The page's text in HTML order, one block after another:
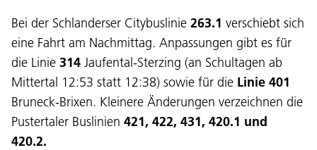
Bei der Schlanderser Citybuslinie 263.1 verschiebt sich
eine Fahrt am Nachmittag. Anpassungen gibt es für
die Linie 314 Jaufental-Sterzing (an Schultagen ab
Mittertal 12:53 statt 12:38) sowie für die Linie 401
Bruneck-Brixen. Kleinere Änderungen verzeichnen die
Pustertaler Buslinien 421, 422, 431, 420.1 und
420.2.